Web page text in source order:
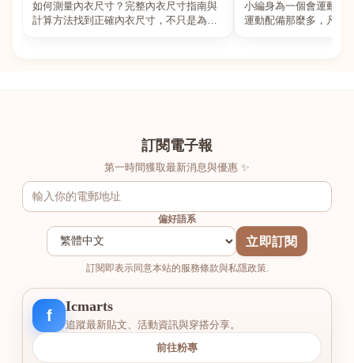
如何測量內衣尺寸？完整內衣尺寸指南與
計算方法找到正確內衣尺寸，不只是為了
小編身為一個會運動的
運動配備那麼多，凡舉
訂閱電子報
第一時間獲取最新消息與優惠 ✨
偏好語系
立即訂閱
訂閱即表示同意本站的服務條款與私隱政策.
f
Icmarts
追蹤最新貼文、活動資訊與穿搭分享。
前往粉專